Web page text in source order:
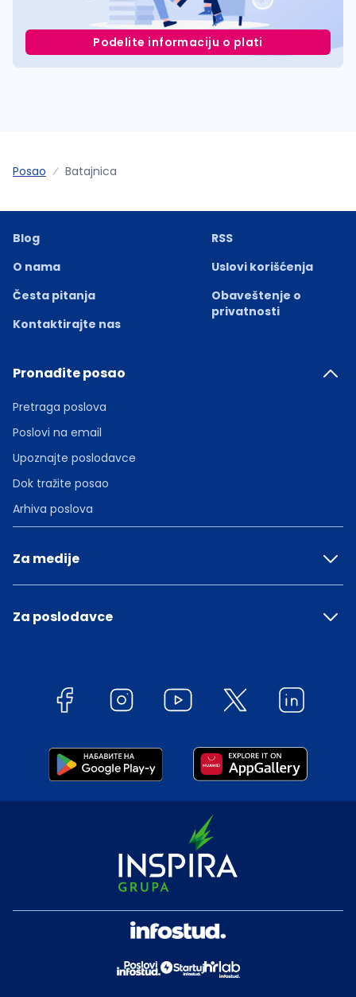
Podelite informaciju o plati
Posao Batajnica
Blog
O nama
Česta pitanja
Kontaktirajte nas
RSS
Uslovi korišćenja
Obaveštenje o
privatnosti
Pronađite posao
Pretraga poslova
Poslovi na email
Upoznajte poslodavce
Dok tražite posao
Arhiva poslova
Za medije
Za poslodavce